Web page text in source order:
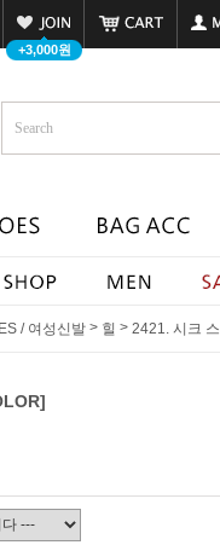
+3,000원
/ 여성신발 > 힐 > 2421. 시크